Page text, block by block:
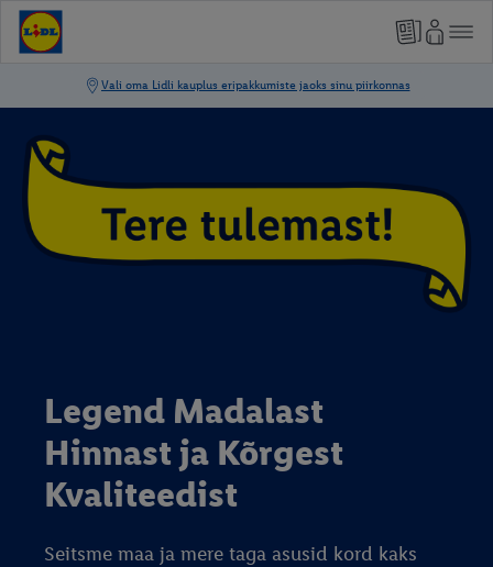
Legend Madalast
Hinnast ja Kõrgest
Kvaliteedist
Seitsme maa ja mere taga asusid kord kaks